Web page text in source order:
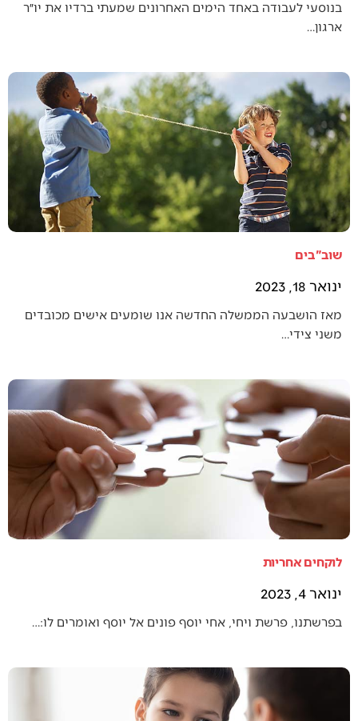
בנוסעי לעבודה באחד הימים האחרונים שמעתי ברדיו את יו״ר
ארגון…
שוב"בים
ינואר 18, 2023
מאז הושבעה הממשלה החדשה אנו שומעים אישים מכובדים
משני צידי…
לוקחים אחריות
ינואר 4, 2023
בפרשתנו, פרשת ויחי, אחי יוסף פונים אל יוסף ואומרים לו:…